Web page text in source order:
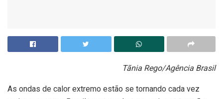
Tãnia Rego/Agência Brasil
As ondas de calor extremo estão se tornando cada vez